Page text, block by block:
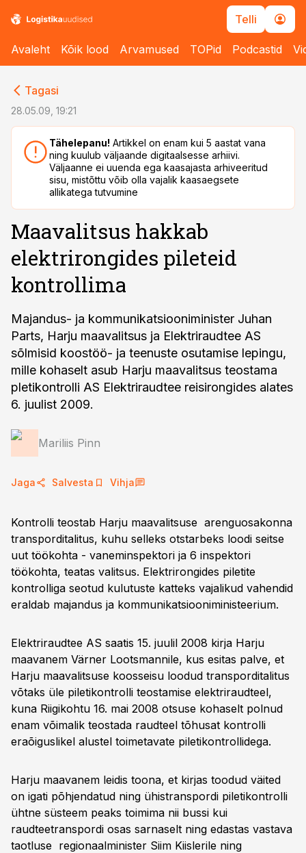
Telli
Avaleht Kõik lood Arvamused TOPid Podcastid
Tagasi
28.05.09, 19:21
Tähelepanu! Artikkel on enam kui 5 aastat vana
ning kuulub väljaande digitaalsesse arhiivi.
Väljaanne ei uuenda ega kaasajasta arhiveeritud
sisu, mistõttu võib olla vajalik kaasaegsete
allikatega tutvumine
Maavalitsus hakkab
elektrirongides pileteid
kontrollima
Majandus- ja kommunikatsiooniminister Juhan
Parts, Harju maavalitsus ja Elektriraudtee AS
sõlmisid koostöö- ja teenuste osutamise lepingu,
mille kohaselt asub Harju maavalitsus teostama
pletikontrolli AS Elektriraudtee reisirongides alates
6. juulist 2009.
Mariliis Pinn
Jaga Salvesta Vihja
Kontrolli teostab Harju maavalitsuse arenguosakonna
transporditalitus, kuhu selleks otstarbeks loodi seitse
uut töökohta - vaneminspektori ja 6 inspektori
töökohta, teatas valitsus. Elektrirongides piletite
kontrolliga seotud kulutuste katteks vajalikud vahendid
eraldab majandus ja kommunikatsiooniministeerium.
Elektriraudtee AS saatis 15. juulil 2008 kirja Harju
maavanem Värner Lootsmannile, kus esitas palve, et
Harju maavalitsuse koosseisu loodud transporditalitus
võtaks üle piletikontrolli teostamise elektriraudteel,
kuna Riigikohtu 16. mai 2008 otsuse kohaselt polnud
enam võimalik teostada raudteel tõhusat kontrolli
eraõiguslikel alustel toimetavate piletikontrollidega.
Harju maavanem leidis toona, et kirjas toodud väited
on igati põhjendatud ning ühistranspordi piletikontrolli
ühtne süsteem peaks toimima nii bussi kui
raudteetranspordi osas sarnaselt ning edastas vastava
taotluse regionaalminister Siim Kiislerile ning